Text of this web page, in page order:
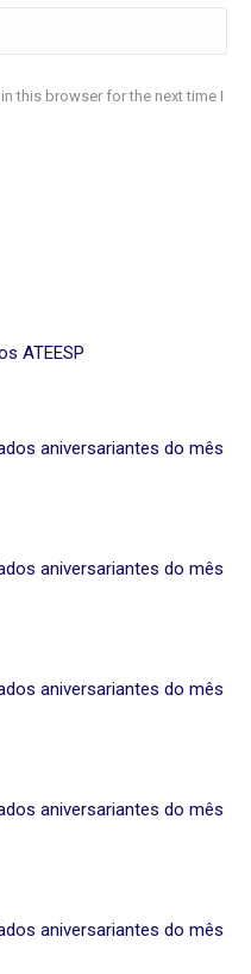
this browser for the next time I
ATEESP
aniversariantes do mês
aniversariantes do mês
aniversariantes do mês
aniversariantes do mês
aniversariantes do mês